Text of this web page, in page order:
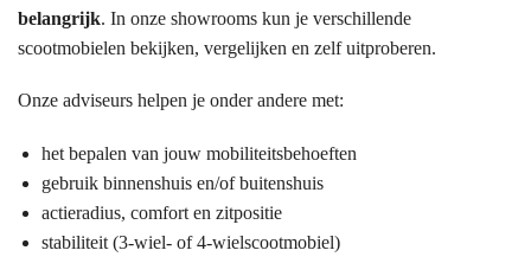
belangrijk. In onze showrooms kun je verschillende
scootmobielen bekijken, vergelijken en zelf uitproberen.
Onze adviseurs helpen je onder andere met:
het bepalen van jouw mobiliteitsbehoeften
gebruik binnenshuis en/of buitenshuis
actieradius, comfort en zitpositie
stabiliteit (3-wiel- of 4-wielscootmobiel)